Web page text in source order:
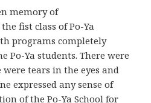
memory of
fist class of Po-Ya
programs completely
Po-Ya students. There were
tears in the eyes and
expressed any sense of
of the Po-Ya School for